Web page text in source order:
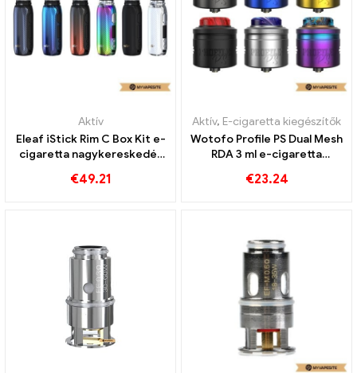
Aktív
Eleaf iStick Rim C Box Kit e-
cigaretta nagykereskedés
€49.21
Aktív, E-cigaretta kiegészítők
Wotofo Profile PS Dual Mesh
RDA 3 ml e-cigaretta
€23.24